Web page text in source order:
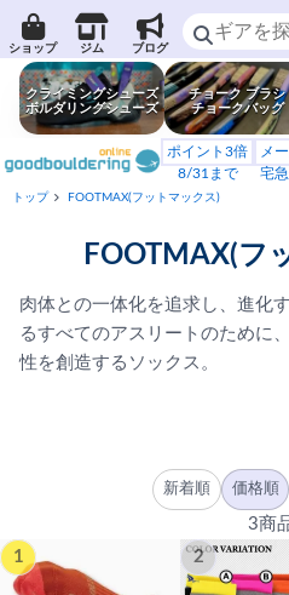
ショップ ジム ブログ
クライミングシューズ
ボルダリングシューズ
チョーク ブラシ
チョークバッグ
ポイント3倍
8/31まで
メ
宅
トップ FOOTMAX(フットマックス)
FOOTMAX(フ
肉体との一体化を追求し、進化
るすべてのアスリートのために
性を創造するソックス。
新着順 価格順
3商
1
2